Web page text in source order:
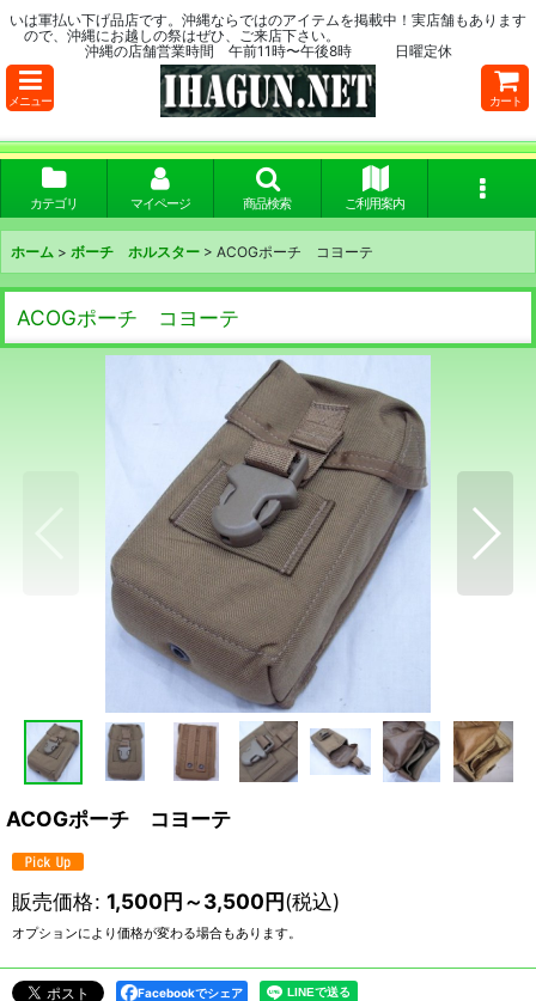
いは軍払い下げ品店です。沖縄ならではのアイテムを掲載中！実店舗もあります
ので、沖縄にお越しの祭はぜひ、ご来店下さい。
沖縄の店舗営業時間 午前11時〜午後8時 日曜定休
メニュー カート
カテゴリ マイページ 商品検索 ご利用案内
ホーム > ボーチ ホルスター > ACOGポーチ コヨーテ
ACOGポーチ コヨーテ
ACOGポーチ コヨーテ
販売価格: 1,500円～3,500円(税込)
オプションにより価格が変わる場合もあります。
Facebookでシェア